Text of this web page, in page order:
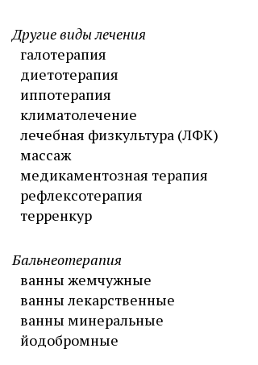
Другие виды лечения
галотерапия
диетотерапия
иппотерапия
климатолечение
лечебная физкультура (ЛФК)
массаж
медикаментозная терапия
рефлексотерапия
терренкур
Бальнеотерапия
ванны жемчужные
ванны лекарственные
ванны минеральные
йодобромные